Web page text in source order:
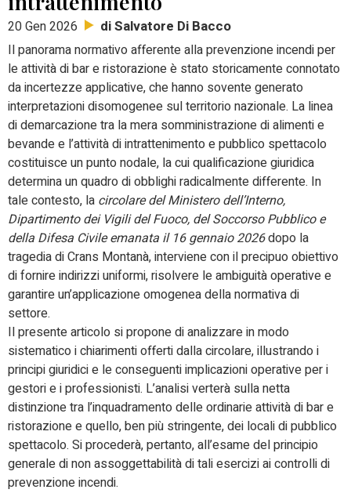
20 Gen 2026 di Salvatore Di Bacco
Il panorama normativo afferente alla prevenzione incendi per
le attività di bar e ristorazione è stato storicamente connotato
da incertezze applicative, che hanno sovente generato
interpretazioni disomogenee sul territorio nazionale. La linea
di demarcazione tra la mera somministrazione di alimenti e
bevande e l’attività di intrattenimento e pubblico spettacolo
costituisce un punto nodale, la cui qualificazione giuridica
determina un quadro di obblighi radicalmente differente. In
tale contesto, la circolare del Ministero dell’Interno,
Dipartimento dei Vigili del Fuoco, del Soccorso Pubblico e
della Difesa Civile emanata il 16 gennaio 2026dopo la
tragedia di Crans Montanà, interviene con il precipuo obiettivo
di fornire indirizzi uniformi, risolvere le ambiguità operative e
garantire un’applicazione omogenea della normativa di
settore.
Il presente articolo si propone di analizzare in modo
sistematico i chiarimenti offerti dalla circolare, illustrando i
principi giuridici e le conseguenti implicazioni operative per i
gestori e i professionisti. L’analisi verterà sulla netta
distinzione tra l’inquadramento delle ordinarie attività di bar e
ristorazione e quello, ben più stringente, dei locali di pubblico
spettacolo. Si procederà, pertanto, all’esame del principio
generale di non assoggettabilità di tali esercizi ai controlli di
prevenzione incendi.